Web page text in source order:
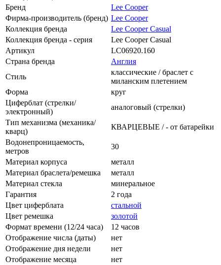
Бренд
Lee Cooper
Фирма-производитель (бренд) Lee Cooper
Коллекция бренда
Lee Cooper Casual
Коллекция бренда - серия
Lee Cooper Casual
Артикул
LC06920.160
Страна бренда
Англия
Стиль
классические / браслет с
миланским плетением
Форма
круг
Циферблат (стрелки/
электронный)
аналоговый (стрелки)
Тип механизма (механика/
кварц)
КВАРЦЕВЫЕ / - от батарейки
Водонепроницаемость,
метров
30
Материал корпуса
металл
Материал браслета/ремешка
металл
Материал стекла
минеральное
Гарантия
2 года
Цвет циферблата
стальной
Цвет ремешка
золотой
Формат времени (12/24 часа)
12 часов
Отображение числа (даты)
нет
Отображение дня недели
нет
Отображение месяца
нет